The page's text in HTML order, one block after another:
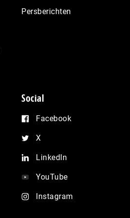
Persberichten
Social
Facebook
X
LinkedIn
YouTube
Instagram